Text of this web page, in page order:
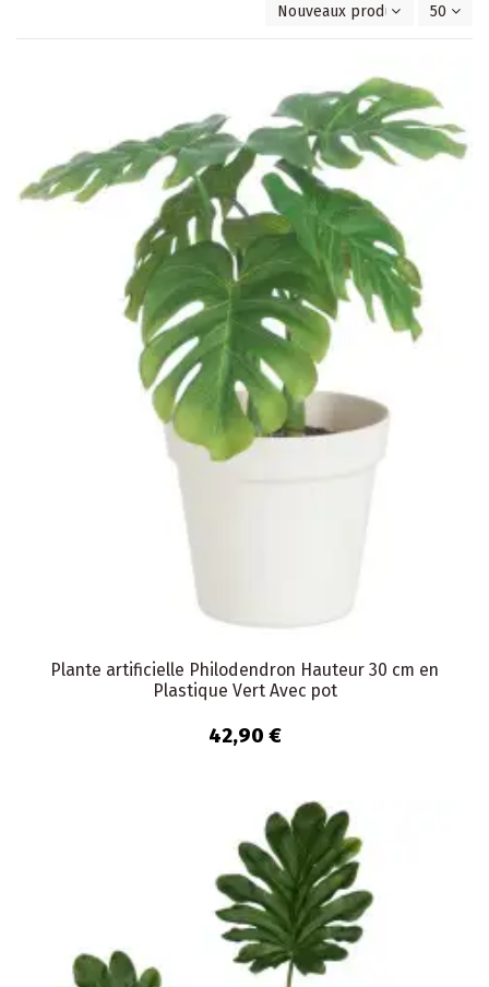
Nouveaux produits en50
Plante artificielle Philodendron Hauteur 30 cm en
Plastique Vert Avec pot
42,90 €